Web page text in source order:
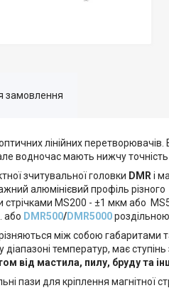
замовлення
лінійних
водночас мають нижчу точність
зчитувальної головки DMR і
алюмінієвий профіль різного
MS200 - ±1 мкм або
або DMR500/DMR5000
між собою габаритами
температур, має ступінь
від мастила, пилу, бруду та
пази для кріплення магнітної